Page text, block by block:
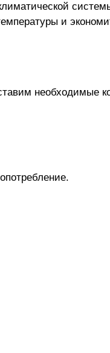
и
необходимые